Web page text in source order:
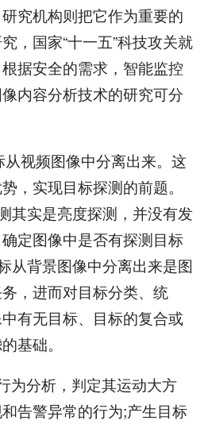
究机构则把它作为重要的
，国家“十一五”科技攻关就
据安全的需求，智能监控
内容分析技术的研究可分
视频图像中分离出来。这
，实现目标探测的前题。
其实是亮度探测，并没有发
定图像中是否有探测目标
从背景图像中分离出来是图
，进而对目标分类、统
有无目标、目标的复合或
基础。
分析，判定其运动大方
告警异常的行为;产生目标